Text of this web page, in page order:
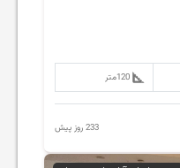
120متر
233 روز پیش